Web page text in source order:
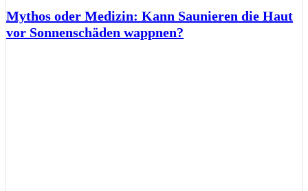
Mythos oder Medizin: Kann Saunieren die Haut
vor Sonnenschäden wappnen?